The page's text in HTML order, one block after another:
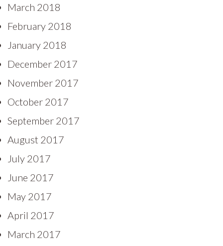
March 2018
February 2018
January 2018
December 2017
November 2017
October 2017
September 2017
August 2017
July 2017
June 2017
May 2017
April 2017
March 2017